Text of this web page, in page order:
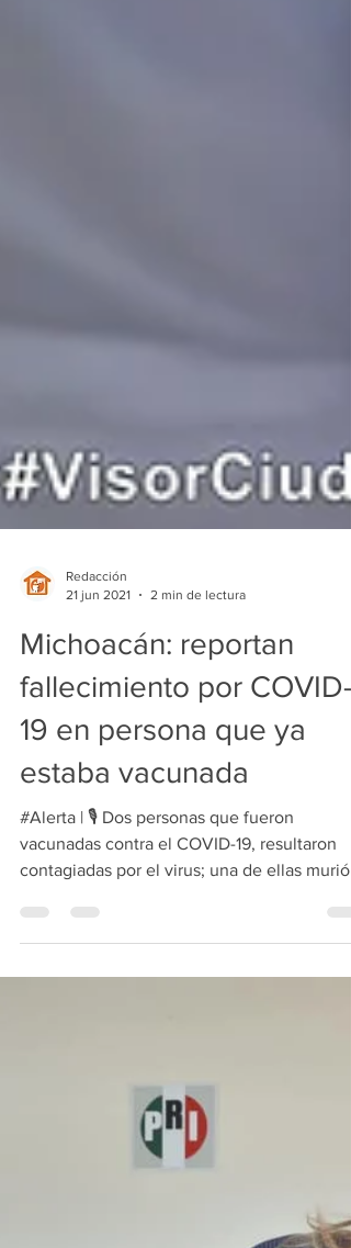
Michoacán: reportan
fallecimiento por COVID-
19 en persona que ya
estaba vacunada
#Alerta | 🎙️ Dos personas que fueron
vacunadas contra el COVID-19, resultaron
contagiadas por el virus; una de ellas murió